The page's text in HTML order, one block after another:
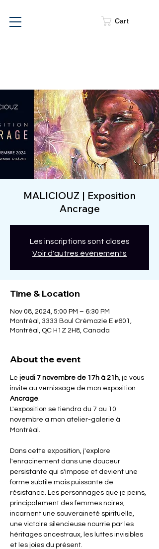
Cart
MALICIOUZ | Exposition
Ancrage
Les inscriptions sont closes
Voir d'autres événements
Time & Location
Nov 08, 2024, 5:00 PM – 6:30 PM
Montréal, 3333 Boul Crémazie E #601,
Montréal, QC H1Z 2H8, Canada
About the event
Le jeudi 7 novembre de 17h à 21h, je vous
invite au vernissage de mon exposition
Ancrage.
L'exposition se tiendra du 7 au 10
novembre a mon atelier-galerie à
Montréal.
Dans cette exposition, j'explore
l'enracinement dans une douceur
persistante qui s'impose et devient une
forme subtile mais puissante de
résistance. Les personnages que je peins,
principalement des femmes noires,
incarnent une souveraineté spirituelle,
une victoire silencieuse nourrie par les
héritages ancestraux, les luttes invisibles
et les joies du présent.